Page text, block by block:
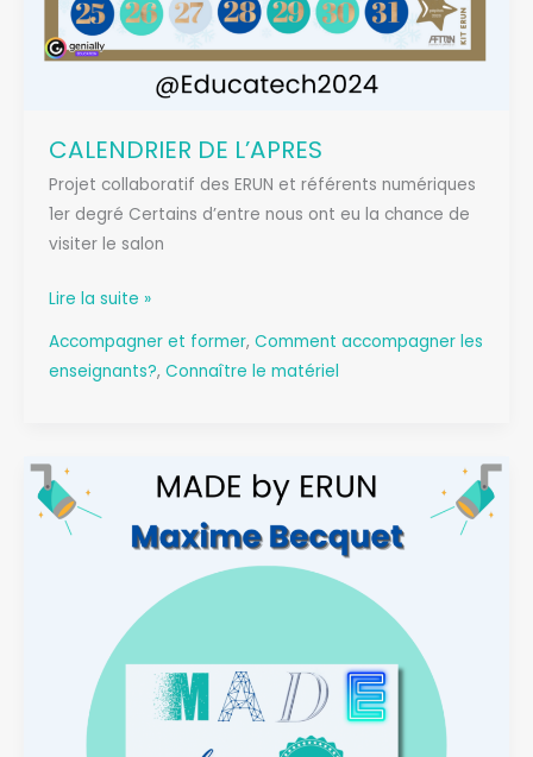
CALENDRIER DE L’APRES
Projet collaboratif des ERUN et référents numériques
1er degré Certains d’entre nous ont eu la chance de
visiter le salon
CALENDRIER
L’APRES
Lire la suite »
Accompagner et former, Comment accompagner les
enseignants?, Connaître le matériel